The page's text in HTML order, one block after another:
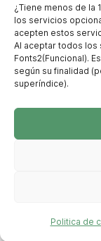
¿Tiene menos de la
los servicios
acepten estos
Al aceptar todos los
Fonts2(Funcional).
según su finalidad
superíndice).
Politica de
· C/Mayor
Cogolla
(+34)
Instagram